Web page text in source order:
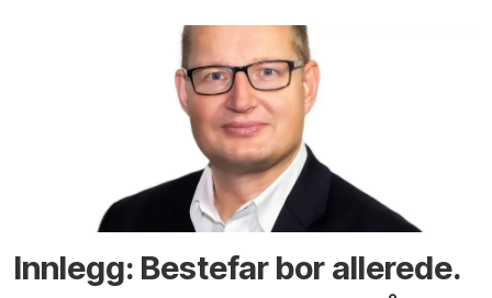
Innlegg: Bestefar bor allerede.